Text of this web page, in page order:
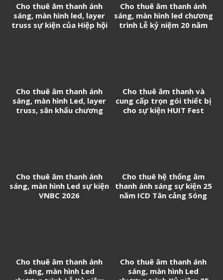
Cho thuê âm thanh ánh
sáng, màn hình led, layer
truss sự kiện của Hiệp hội
Cho thuê âm thanh ánh
sáng, màn hình led chương
trình Lễ kỷ niệm 20 năm
Cho thuê âm thanh ánh
sáng, màn hình Led, layer
truss, sân khấu chương
Cho thuê âm thanh và
cung cấp trọn gói thiết bị
cho sự kiện HUIT Fest
Cho thuê âm thanh ánh
sáng, màn hình Led sự kiện
VNBC 2026
Cho thuê hệ thống âm
thanh ánh sáng sự kiện 25
năm ICD Tân cảng Sóng
Cho thuê âm thanh ánh
sáng, màn hình Led
Cho thuê âm thanh ánh
sáng, màn hình Led